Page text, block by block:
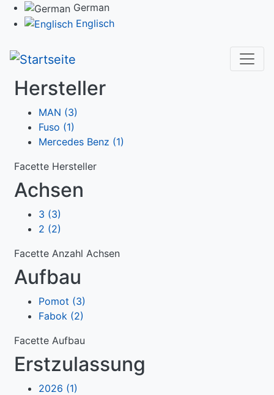
Direkt
zum
German
Englisch
Hersteller
MAN (3)
Fuso (1)
Mercedes Benz (1)
Facette Hersteller
Achsen
3 (3)
2 (2)
Facette Anzahl Achsen
Aufbau
Pomot (3)
Fabok (2)
Facette Aufbau
Erstzulassung
2026 (1)